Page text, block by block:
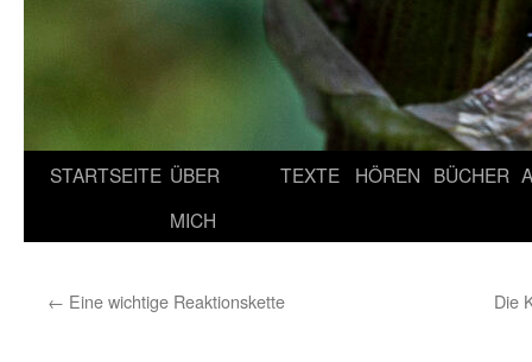
STARTSEITE ÜBER
MICH
TEXTE HÖREN BÜCHER
← Eine wichtige Reaktionskette Die